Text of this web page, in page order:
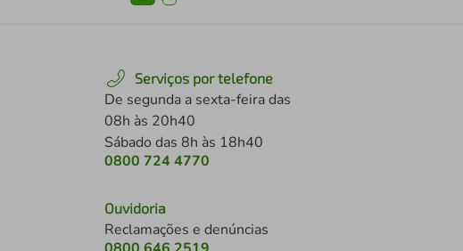
Serviços por telefone
De segunda a sexta-feira das
08h às 20h40
Sábado das 8h às 18h40
0800 724 4770
Ouvidoria
Reclamações e denúncias